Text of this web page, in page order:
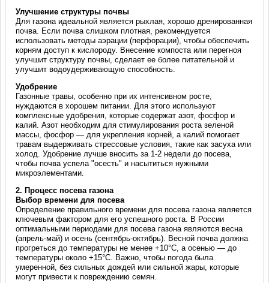
Улучшение структуры почвы
Для газона идеальной является рыхлая, хорошо дренированная
почва. Если почва слишком плотная, рекомендуется
использовать методы аэрации (перфорации), чтобы обеспечить
корням доступ к кислороду. Внесение компоста или перегноя
улучшит структуру почвы, сделает ее более питательной и
улучшит водоудерживающую способность.
Удобрение
Газонные травы, особенно при их интенсивном росте,
нуждаются в хорошем питании. Для этого используют
комплексные удобрения, которые содержат азот, фосфор и
калий. Азот необходим для стимулирования роста зеленой
массы, фосфор — для укрепления корней, а калий помогает
травам выдерживать стрессовые условия, такие как засуха или
холод. Удобрение лучше вносить за 1-2 недели до посева,
чтобы почва успела "осесть" и насытиться нужными
микроэлементами.
2. Процесс посева газона
Выбор времени для посева
Определение правильного времени для посева газона является
ключевым фактором для его успешного роста. В России
оптимальными периодами для посева газона являются весна
(апрель-май) и осень (сентябрь-октябрь). Весной почва должна
прогреться до температуры не менее +10°C, а осенью — до
температуры около +15°C. Важно, чтобы погода была
умеренной, без сильных дождей или сильной жары, которые
могут привести к повреждению семян.